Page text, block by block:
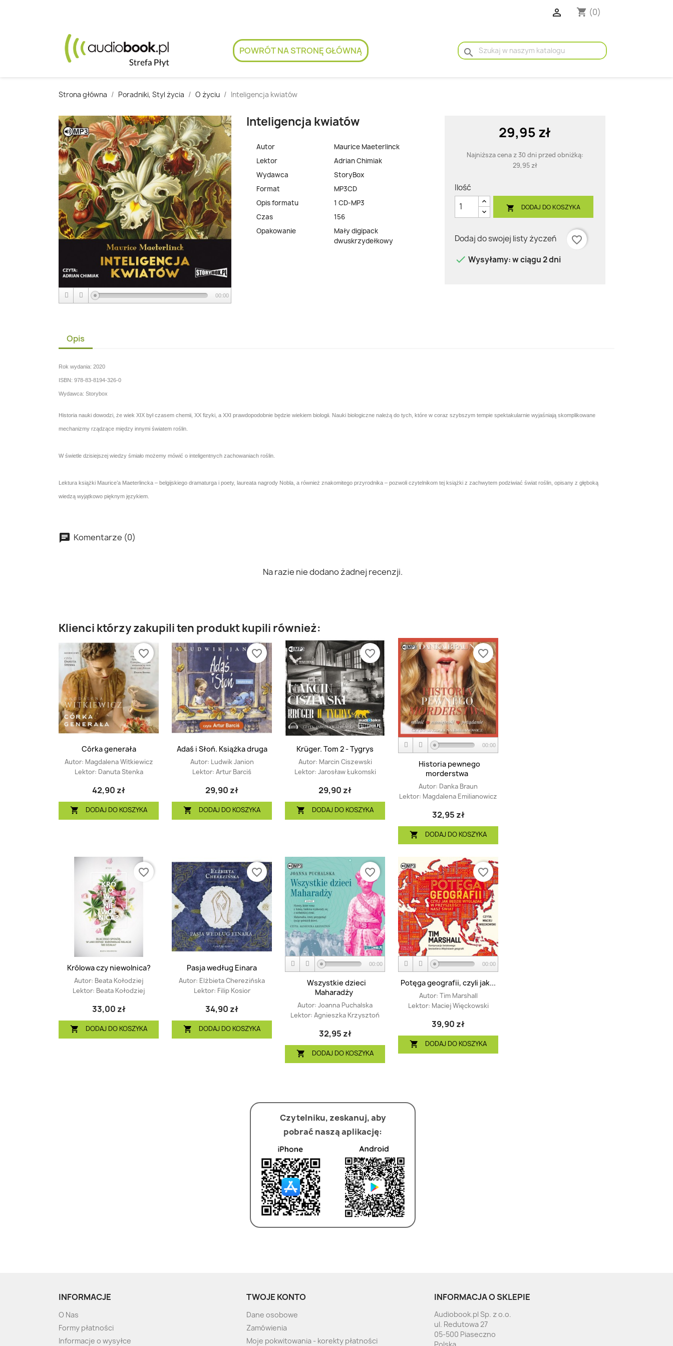
 shopping_cart (0)
POWRÓT NA STRONĘ GŁÓWNĄ search
Strona główna Poradniki, Styl życia O życiu Inteligencja kwiatów
00:00
Inteligencja kwiatów
Autor
Maurice Maeterlinck
Lektor
Adrian Chimiak
Wydawca
StoryBox
Format
MP3CD
Opis formatu
1 CD-MP3
Czas
156
Opakowanie
Mały digipack
dwuskrzydełkowy
29,95 zł
Najniższa cena z 30 dni przed obniżką:
29,95 zł
Ilość
 DODAJ DO KOSZYKA
Dodaj do swojej listy życzeń
favorite_border
 Wysyłamy: w ciągu 2 dni
Opis
Rok wydania: 2020
ISBN: 978-83-8194-326-0
Wydawca: Storybox
Historia nauki dowodzi, że wiek XIX był czasem chemii, XX fizyki, a XXI prawdopodobnie będzie wiekiem biologii. Nauki biologiczne należą do tych, które w coraz szybszym tempie spektakularnie wyjaśniają skomplikowane
mechanizmy rządzące między innymi światem roślin.
W świetle dzisiejszej wiedzy śmiało możemy mówić o inteligentnych zachowaniach roślin.
Lektura książki Maurice’a Maeterlincka – belgijskiego dramaturga i poety, laureata nagrody Nobla, a również znakomitego przyrodnika – pozwoli czytelnikom tej książki z zachwytem podziwiać świat roślin, opisany z głęboką
wiedzą wyjątkowo pięknym językiem.
Komentarze (0)
Na razie nie dodano żadnej recenzji.
Klienci którzy zakupili ten produkt kupili również:
Córka generała
Autor: Magdalena Witkiewicz
Lektor: Danuta Stenka
42,90 zł
 DODAJ DO KOSZYKA
favorite_border
Adaś i Słoń. Książka druga
Autor: Ludwik Janion
Lektor: Artur Barciś
29,90 zł
 DODAJ DO KOSZYKA
favorite_border
Krüger. Tom 2 - Tygrys
Autor: Marcin Ciszewski
Lektor: Jarosław Łukomski
29,90 zł
 DODAJ DO KOSZYKA
favorite_border
00:00
Historia pewnego
morderstwa
Autor: Danka Braun
Lektor: Magdalena Emilianowicz
32,95 zł
 DODAJ DO KOSZYKA
favorite_border
Królowa czy niewolnica?
Autor: Beata Kołodziej
Lektor: Beata Kołodziej
33,00 zł
 DODAJ DO KOSZYKA
favorite_border
Pasja według Einara
Autor: Elżbieta Cherezińska
Lektor: Filip Kosior
34,90 zł
 DODAJ DO KOSZYKA
favorite_border
00:00
Wszystkie dzieci
Maharadży
Autor: Joanna Puchalska
Lektor: Agnieszka Krzysztoń
32,95 zł
 DODAJ DO KOSZYKA
favorite_border
00:00
Potęga geografii, czyli jak...
Autor: Tim Marshall
Lektor: Maciej Więckowski
39,90 zł
 DODAJ DO KOSZYKA
favorite_border
Czytelniku, zeskanuj, aby
pobrać naszą aplikację:
INFORMACJE
O Nas
Formy płatności
Informacje o wysyłce
TWOJE KONTO
Dane osobowe
Zamówienia
Moje pokwitowania - korekty płatności
INFORMACJA O SKLEPIE
Audiobook.pl Sp. z o.o.
ul. Redutowa 27
05-500 Piaseczno